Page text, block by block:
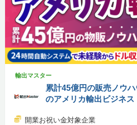
輸出マスター
累計45億円の販売ノウ
のアメリカ輸出ビジネス
開業お祝い金対象企業